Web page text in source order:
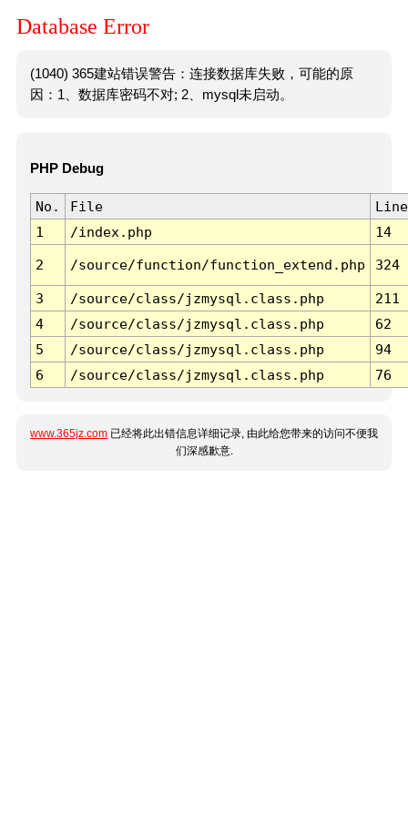
Database Error
(1040) 365建站错误警告：连接数据库失败，可能的原
因：1、数据库密码不对; 2、mysql未启动。
PHP Debug
No. File
Line
1
/index.php 14
2 /source/function/function_extend.php 324
3 /source/class/jzmysql.class.php
211
4
/source/class/jzmysql.class.php
62
5
/source/class/jzmysql.class.php
94
6
/source/class/jzmysql.class.php 76
www.365jz.com 已经将此出错信息详细记录, 由此给您带来的访问不便我
们深感歉意.